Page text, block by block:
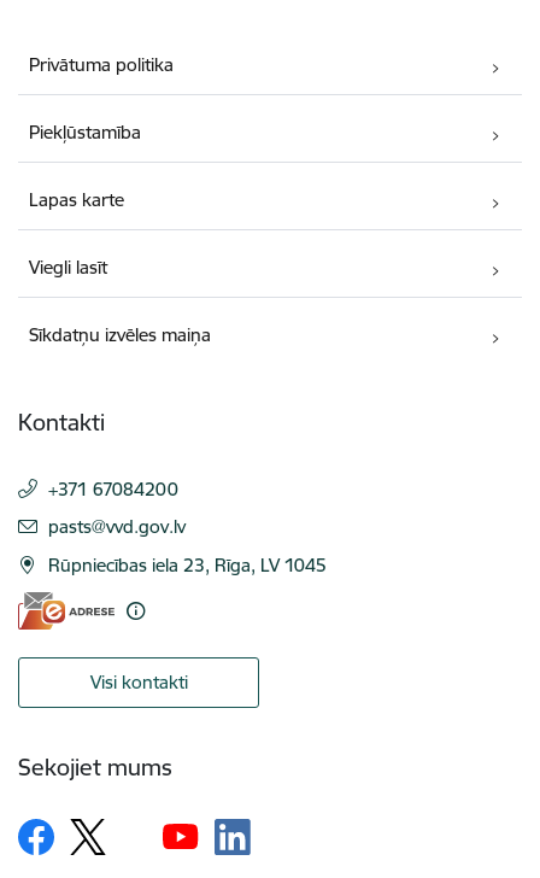
Privātuma politika
Piekļūstamība
Lapas karte
Viegli lasīt
Sīkdatņu izvēles maiņa
Kontakti
+371 67084200
E-pasts:
pasts@vvd.gov.lv
Rūpniecības iela 23, Rīga, LV 1045
Visi kontakti
Sekojiet mums